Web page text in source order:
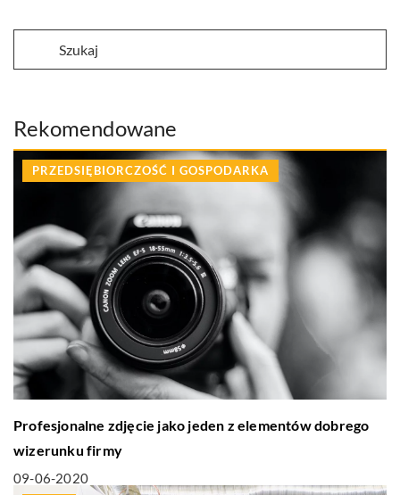
Rekomendowane
PRZEDSIĘBIORCZOŚĆ I GOSPODARKA
Profesjonalne zdjęcie jako jeden z elementów dobrego
wizerunku firmy
09-06-2020